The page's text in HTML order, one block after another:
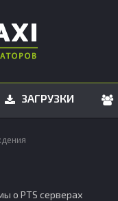
ЗАГРУЗКИ
о PTS серверах